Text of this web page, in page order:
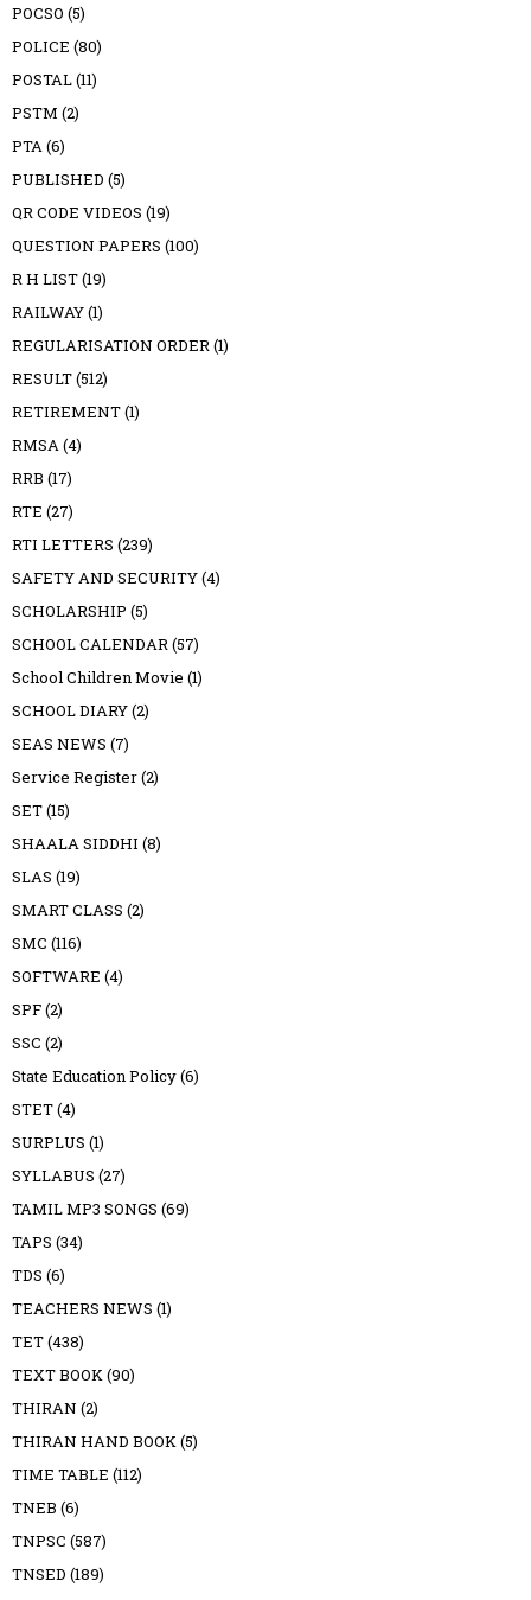
POCSO (5)
POLICE (80)
POSTAL(11)
PSTM (2)
PTA(6)
PUBLISHED (5)
QR CODE VIDEOS (19)
QUESTION PAPERS (100)
R H LIST(19)
RAILWAY(1)
REGULARISATION ORDER(1)
RESULT(512)
RETIREMENT(1)
RMSA(4)
RRB (17)
RTE (27)
RTI LETTERS (239)
SAFETY AND SECURITY(4)
SCHOLARSHIP (5)
SCHOOL CALENDAR(57)
School Children Movie (1)
SCHOOL DIARY(2)
SEAS NEWS (7)
Service Register(2)
SET(15)
SHAALA SIDDHI (8)
SLAS (19)
SMART CLASS (2)
SMC (116)
SOFTWARE (4)
SPF(2)
SSC (2)
State Education Policy(6)
STET(4)
SURPLUS (1)
SYLLABUS (27)
TAMIL MP3 SONGS (69)
TAPS (34)
TDS (6)
TEACHERS NEWS (1)
TET(438)
TEXT BOOK(90)
THIRAN (2)
THIRAN HAND BOOK(5)
TIME TABLE (112)
TNEB (6)
TNPSC (587)
TNSED (189)